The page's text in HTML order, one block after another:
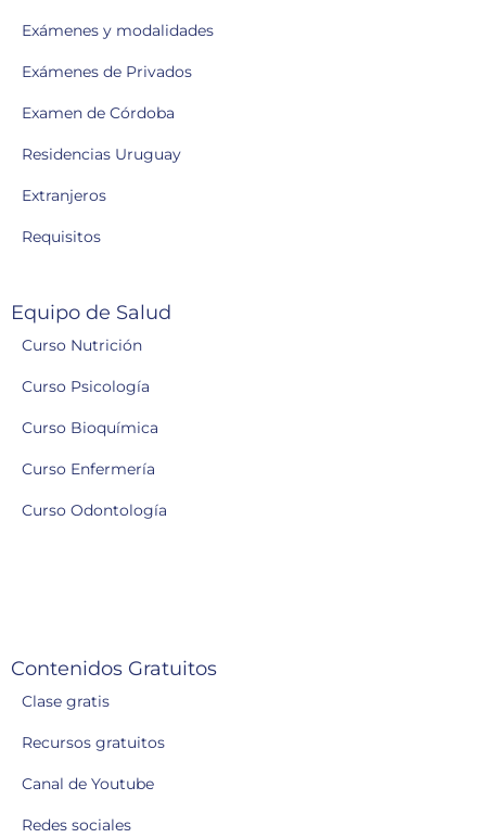
Exámenes y modalidades
Exámenes de Privados
Examen de Córdoba
Residencias Uruguay
Extranjeros
Requisitos
Equipo de Salud
Curso Nutrición
Curso Psicología
Curso Bioquímica
Curso Enfermería
Curso Odontología
Contenidos Gratuitos
Clase gratis
Recursos gratuitos
Canal de Youtube
Redes sociales